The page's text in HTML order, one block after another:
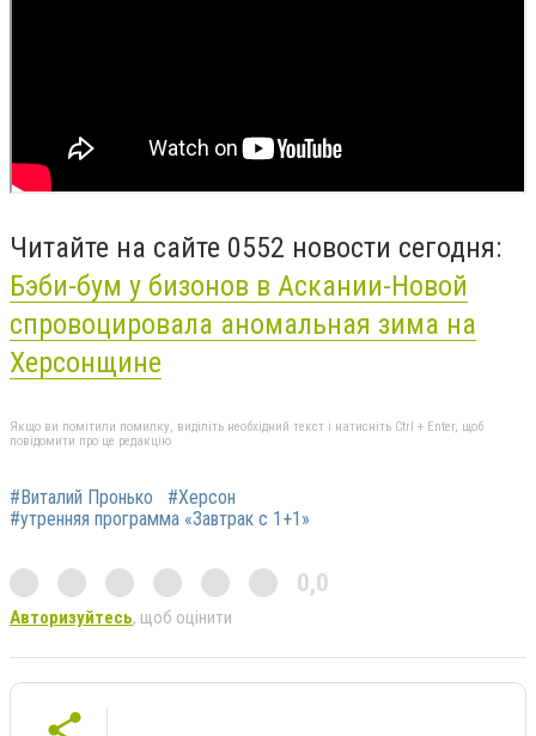
Читайте на сайте 0552 новости сегодня:
Бэби-бум у бизонов в Аскании-Новой
спровоцировала аномальная зима на
Херсонщине
Якщо ви помітили помилку, виділіть необхідний текст і натисніть Ctrl + Enter, щоб
повідомити про це редакцію
#Виталий Пронько
#Херсон
#утренняя программа «Завтрак с 1+1»
0,0
Авторизуйтесь, щоб оцінити